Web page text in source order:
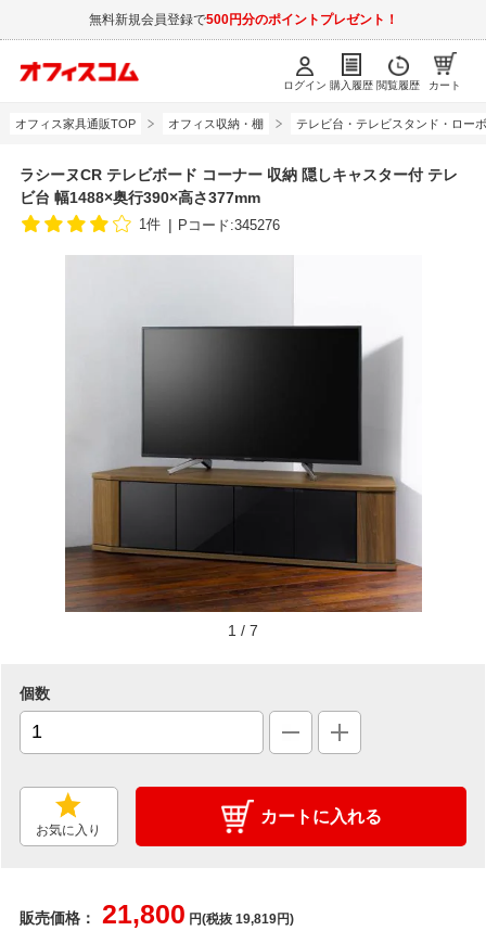
無料新規会員登録で500円分のポイントプレゼント！
ログイン 購入履歴 閲覧履歴 カート
オフィス家具通販TOP オフィス収納・棚 テレビ台・テレビスタンド・ロー
ラシーヌCR テレビボード コーナー 収納 隠しキャスター付 テレ
ビ台 幅1488×奥行390×高さ377mm
1件 Pコード:345276
1 / 7
個数
お気に入り
カートに入れる
販売価格： 21,800 円(税抜 19,819円)